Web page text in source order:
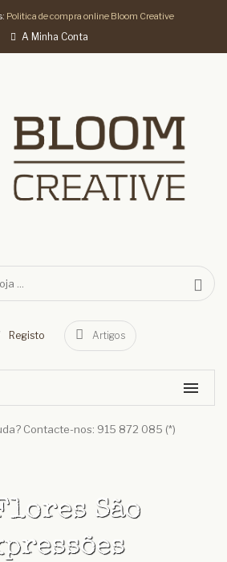
Politica de compra online Bloom Creative
A Minha Conta
Registo Artigos
Contacte-nos: 915 872 085 (*)
São